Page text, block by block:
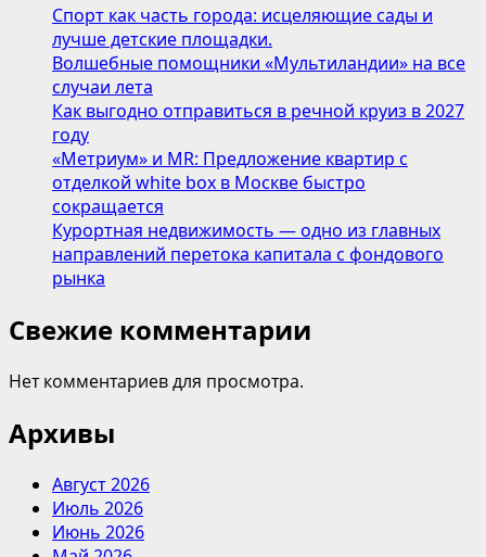
продуктов
в
холодильнике
Спорт как часть города: исцеляющие сады и
лучше детские площадки.
Волшебные помощники «Мультиландии» на все
случаи лета
Как выгодно отправиться в речной круиз в 2027
году
«Метриум» и MR: Предложение квартир с
отделкой white box в Москве быстро
сокращается
Курортная недвижимость — одно из главных
направлений перетока капитала с фондового
рынка
Свежие комментарии
Нет комментариев для просмотра.
Архивы
Август 2026
Июль 2026
Июнь 2026